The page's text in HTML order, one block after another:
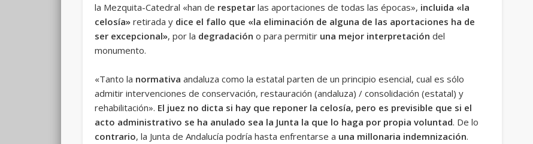
la Mezquita-Catedral «han de respetar las aportaciones de todas las épocas», incluida «la
celosía» retirada y dice el fallo que «la eliminación de alguna de las aportaciones ha de
ser excepcional», por la degradación o para permitir una mejor interpretación del
monumento.
«Tanto la normativa andaluza como la estatal parten de un principio esencial, cual es sólo
admitir intervenciones de conservación, restauración (andaluza) / consolidación (estatal) y
rehabilitación». El juez no dicta si hay que reponer la celosía, pero es previsible que si el
acto administrativo se ha anulado sea la Junta la que lo haga por propia voluntad. De lo
contrario, la Junta de Andalucía podría hasta enfrentarse a una millonaria indemnización.